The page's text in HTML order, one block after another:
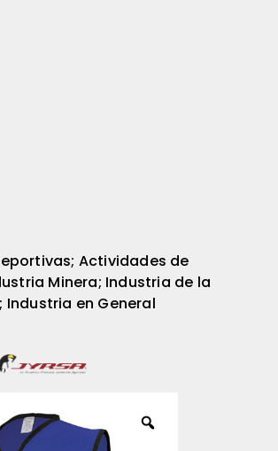
Actividades de
Minera; Industria de la
en General